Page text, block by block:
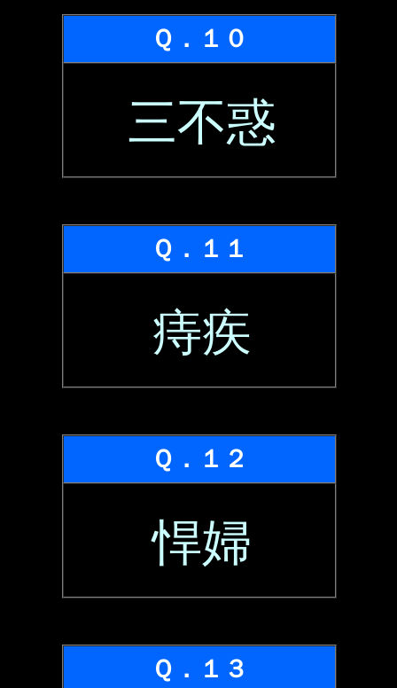
Ｑ．１０
三不惑
Ｑ．１１
痔疾
Ｑ．１２
悍婦
Ｑ．１３